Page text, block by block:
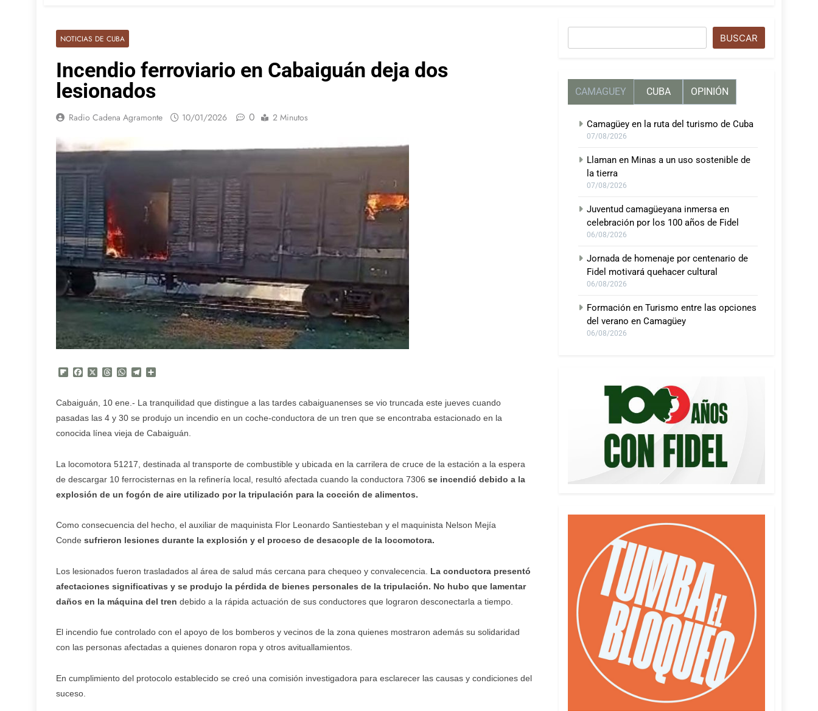
NOTICIAS DE CUBA
Incendio ferroviario en Cabaiguán deja dos
lesionados
Radio Cadena Agramonte 10/01/2026 0 2 Minutos
Flipboard
FacebookThreadsWhatsApp
Telegram
Cabaiguán, 10 ene.- La tranquilidad que distingue a las tardes cabaiguanenses se vio truncada este jueves cuando
pasadas las 4 y 30 se produjo un incendio en un coche-conductora de un tren que se encontraba estacionado en la
conocida línea vieja de Cabaiguán.
La locomotora 51217, destinada al transporte de combustible y ubicada en la carrilera de cruce de la estación a la espera
de descargar 10 ferrocisternas en la refinería local, resultó afectada cuando la conductora 7306 se incendió debido a la
explosión de un fogón de aire utilizado por la tripulación para la cocción de alimentos.
Como consecuencia del hecho, el auxiliar de maquinista Flor Leonardo Santiesteban y el maquinista Nelson Mejía
Conde sufrieron lesiones durante la explosión y el proceso de desacople de la locomotora.
Los lesionados fueron trasladados al área de salud más cercana para chequeo y convalecencia. La conductora presentó
afectaciones significativas y se produjo la pérdida de bienes personales de la tripulación. No hubo que lamentar
daños en la máquina del tren debido a la rápida actuación de sus conductores que lograron desconectarla a tiempo.
El incendio fue controlado con el apoyo de los bomberos y vecinos de la zona quienes mostraron además su solidaridad
con las personas afectadas a quienes donaron ropa y otros avituallamientos.
En cumplimiento del protocolo establecido se creó una comisión investigadora para esclarecer las causas y condiciones del
suceso.
BUSCAR
CAMAGUEY CUBA OPINIÓN
Camagüey en la ruta del turismo de Cuba
07/08/2026
Llaman en Minas a un uso sostenible de
la tierra
07/08/2026
Juventud camagüeyana inmersa en
celebración por los 100 años de Fidel
06/08/2026
Jornada de homenaje por centenario de
Fidel motivará quehacer cultural
06/08/2026
Formación en Turismo entre las opciones
del verano en Camagüey
06/08/2026